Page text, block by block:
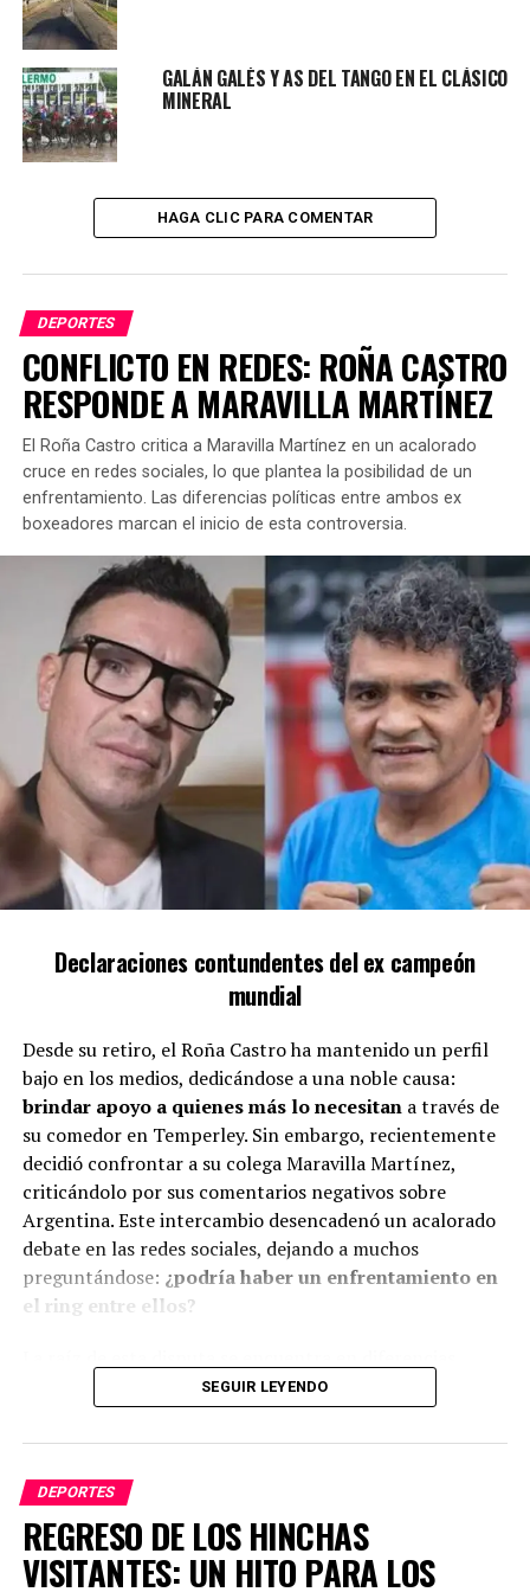
las 17.30 se abren las gateras y se terminan las palabras.
La reunión en San Isidro comenzará a las 13.30 y
finalizará a las 20. Son en total 14 carreras y hay para
todos los gustos.
en Palermo bajo el lema Un Día en las Carreras. Hay 3
clásicos de Grupo 3 y 12 competencias comunes que
TEMAS RELACIONADOS: SAN ISIDRO TURF
UNIVERSIDAD DE LA PLATA INAUGURA PISTA DE
ATLETISMO DE NIVEL INTERNACIONAL
NO TE PIERDAS
OBLIGACIÓN DE GANAR AL MENOS CON DOS GOLES DE
DIFERENCIA
GALÁN GALÉS Y AS DEL TANGO EN EL CLÁSICO
MINERAL
HAGA CLIC PARA COMENTAR
DEPORTES
CONFLICTO EN REDES: ROÑA CASTRO
RESPONDE A MARAVILLA MARTÍNEZ
El Roña Castro critica a Maravilla Martínez en un acalorado
cruce en redes sociales, lo que plantea la posibilidad de un
enfrentamiento. Las diferencias políticas entre ambos ex
boxeadores marcan el inicio de esta controversia.
Declaraciones contundentes del ex campeón
mundial
Desde su retiro, el Roña Castro ha mantenido un perfil
bajo en los medios, dedicándose a una noble causa:
brindar apoyo a quienes más lo necesitana través de
su comedor en Temperley. Sin embargo, recientemente
decidió confrontar a su colega Maravilla Martínez,
criticándolo por sus comentarios negativos sobre
Argentina. Este intercambio desencadenó un acalorado
debate en las redes sociales, dejando a muchos
preguntándose: ¿podría haber un enfrentamiento en
el ring entre ellos?
políticas. Castro lanzó su crítica hacia Martínez,
señalando que tras formarse como deportista en
Argentina, este se mudó a España, donde ha
respondió atribuyendo la culpa a las políticas del
peronismo, lo que intensificó el intercambio de
declaraciones.
SEGUIR LEYENDO
DEPORTES
REGRESO DE LOS HINCHAS
VISITANTES: UN HITO PARA LOS